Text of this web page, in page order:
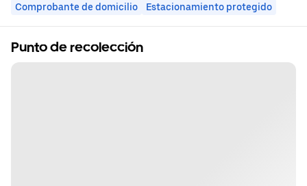
Comprobante de domicilio Estacionamiento protegido
Punto de recolección